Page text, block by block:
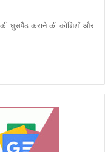
की घुसपैठ कराने की कोशिशों और